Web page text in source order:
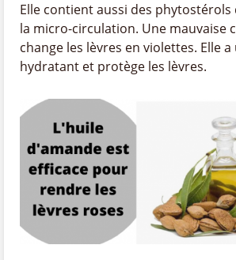
Elle contient aussi des
la micro-circulation. Une mauvaise
change les lèvres en violettes. Elle
hydratant et protège les lèvres.